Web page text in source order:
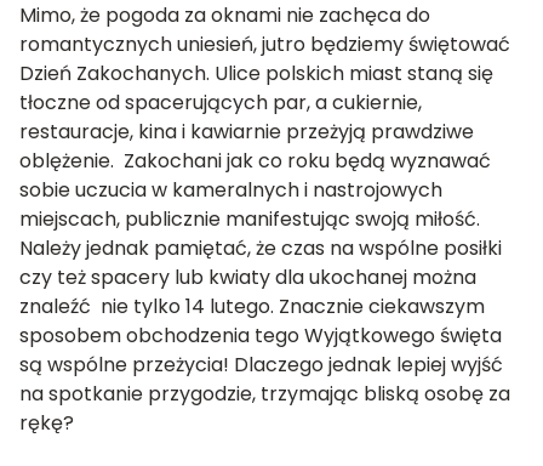
Mimo, że pogoda za oknami nie zachęca do
romantycznych uniesień, jutro będziemy świętować
Dzień Zakochanych. Ulice polskich miast staną się
tłoczne od spacerujących par, a cukiernie,
restauracje, kina i kawiarnie przeżyją prawdziwe
oblężenie. Zakochani jak co roku będą wyznawać
sobie uczucia w kameralnych i nastrojowych
miejscach, publicznie manifestując swoją miłość.
Należy jednak pamiętać, że czas na wspólne posiłki
czy też spacery lub kwiaty dla ukochanej można
znaleźć nie tylko 14 lutego. Znacznie ciekawszym
sposobem obchodzenia tego Wyjątkowego święta
są wspólne przeżycia! Dlaczego jednak lepiej wyjść
na spotkanie przygodzie, trzymając bliską osobę za
rękę?